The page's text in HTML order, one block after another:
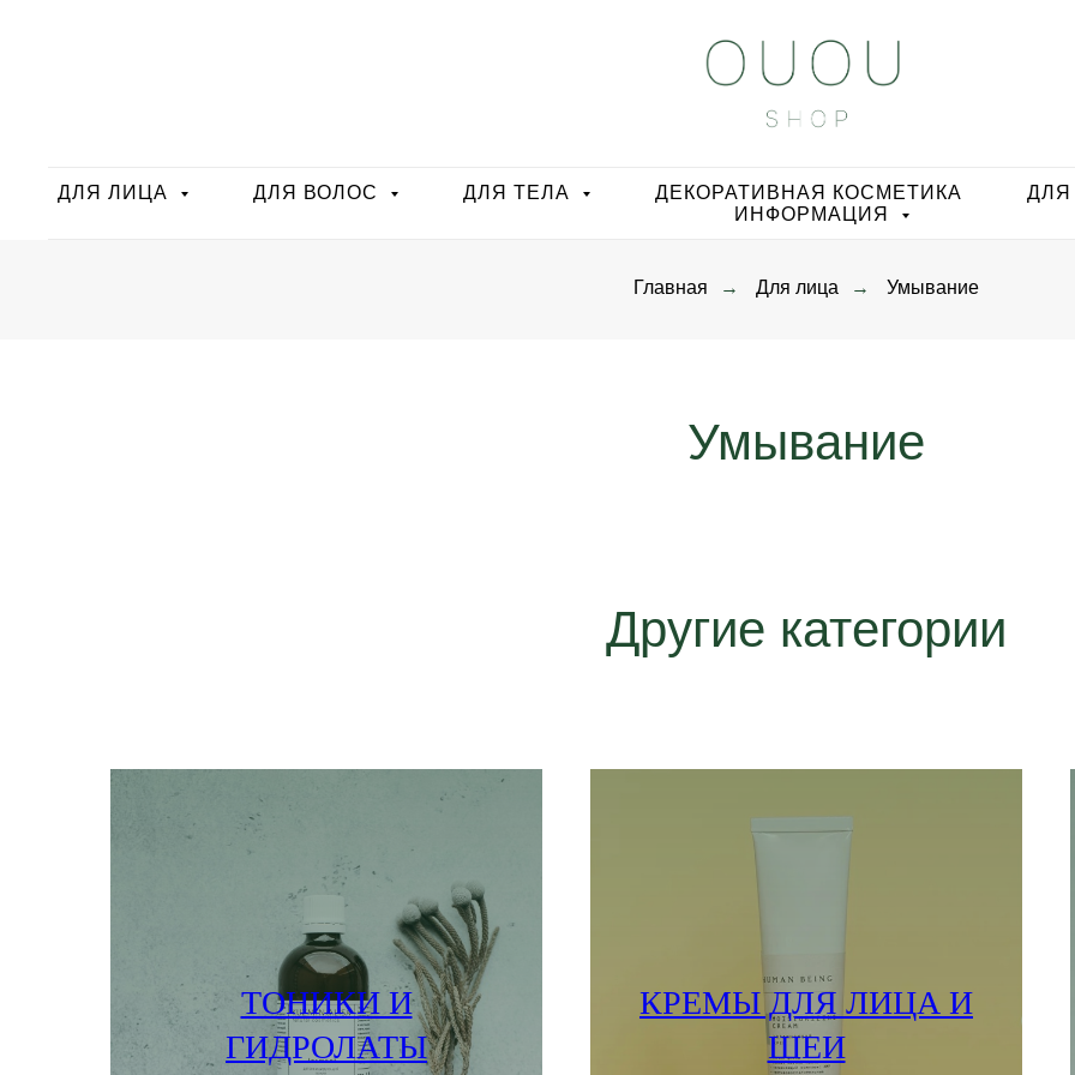
ДЛЯ ЛИЦА ДЛЯ ВОЛОС ДЛЯ ТЕЛА ДЕКОРАТИВНАЯ КОСМЕТИКА
ИНФОРМАЦИЯ
Главная → Для лица → Умывание
Умывание
Другие категории
ТОНИКИ И
ГИДРОЛАТЫ
ПОДРОБНЕЕ
КРЕМЫ ДЛЯ ЛИЦА И
ШЕИ
ПОДРОБНЕЕ